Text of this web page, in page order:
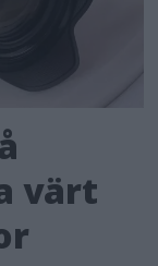
värt